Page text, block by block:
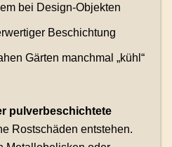
bei Design-Objekten
Beschichtung
Gärten manchmal „kühl“
pulverbeschichtete
Rostschäden entstehen.